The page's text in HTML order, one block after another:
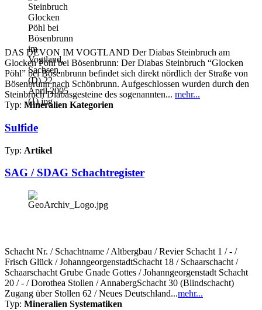
DAS DEVON IM VOGTLAND Der Diabas Steinbruch am
Glocken Pöhl bei Bösenbrunn: Der Diabas Steinbruch “Glocken
Pöhl” bei Bösenbrunn befindet sich direkt nördlich der Straße von
Bösenbrunn nach Schönbrunn. Aufgeschlossen wurden durch den
Steinbruch Diabasgesteine des sogenannten... mehr...
Typ: Mineralien Kategorien
Sulfide
Typ: Artikel
SAG / SDAG Schachtregister
Schacht Nr. / Schachtname / Altbergbau / Revier Schacht 1 / - /
Frisch Glück / JohanngeorgenstadtSchacht 18 / Schaarschacht /
Schaarschacht Grube Gnade Gottes / Johanngeorgenstadt Schacht
20 / - / Dorothea Stollen / AnnabergSchacht 30 (Blindschacht)
Zugang über Stollen 62 / Neues Deutschland...mehr...
Typ: Mineralien Systematiken